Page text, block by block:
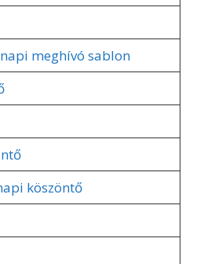
meghívó sablon
köszöntő